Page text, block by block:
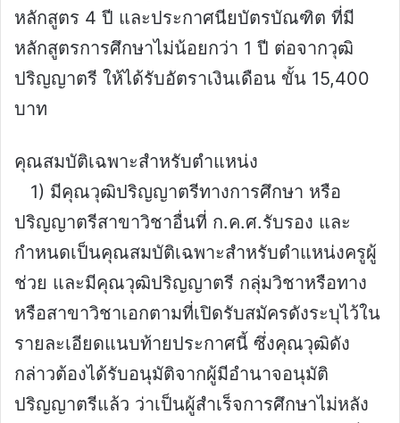
หลักสูตร 4 ปี และประกาศนียบัตรบัณฑิต ที่มี
หลักสูตรการศึกษาไม่น้อยกว่า 1 ปี ต่อจากวุฒิ
ปริญญาตรี ให้ได้รับอัตราเงินเดือน ขั้น 15,400
บาท
คุณสมบัติเฉพาะสำหรับตำแหน่ง
1) มีคุณวุฒิปริญญาตรีทางการศึกษา หรือ
ปริญญาตรีสาขาวิชาอื่นที่ ก.ค.ศ.รับรอง และ
กำหนดเป็นคุณสมบัติเฉพาะสำหรับตำแหน่งครูผู้
ช่วย และมีคุณวุฒิปริญญาตรี กลุ่มวิชาหรือทาง
หรือสาขาวิชาเอกตามที่เปิดรับสมัครดังระบุไว้ใน
รายละเอียดแนบท้ายประกาศนี้ ซึ่งคุณวุฒิดัง
กล่าวต้องได้รับอนุมัติจากผู้มีอำนาจอนุมัติ
ปริญญาตรีแล้ว ว่าเป็นผู้สำเร็จการศึกษาไม่หลัง